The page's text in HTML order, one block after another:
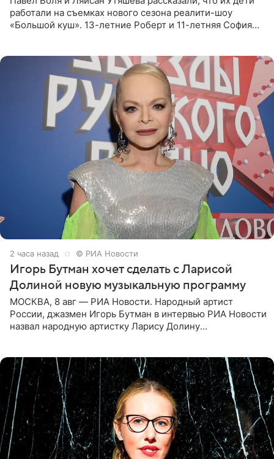
работали на съемках нового сезона реалити-шоу
«Большой куш». 13-летние Роберт и 11-летняя София
2 часа назад © РИА Новости
Игорь Бутман хочет сделать с Ларисой
Долиной новую музыкальную программу
МОСКВА, 8 авг — РИА Новости. Народный артист
России, джазмен Игорь Бутман в интервью РИА Новости
назвал народную артистку Ларису Долину